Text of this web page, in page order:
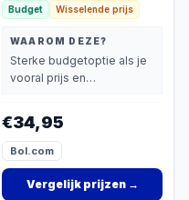
Voetmassage apparaat-
Beenmassager -
Luchtcompressie -
Verlicht Beenpijn -
Budget Wisselende prijs
WAAROM DEZE?
Sterke budgetoptie als je
vooral prijs en
€34,95
Bol.com
Vergelijk prijzen→